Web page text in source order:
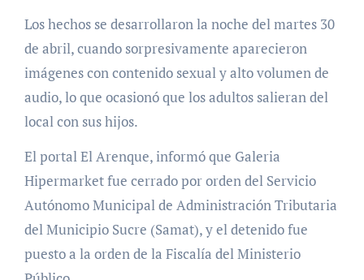
Los hechos se desarrollaron la noche del martes 30
de abril, cuando sorpresivamente aparecieron
imágenes con contenido sexual y alto volumen de
audio, lo que ocasionó que los adultos salieran del
local con sus hijos.
El portal El Arenque, informó que Galeria
Hipermarket fue cerrado por orden del Servicio
Autónomo Municipal de Administración Tributaria
del Municipio Sucre (Samat), y el detenido fue
puesto a la orden de la Fiscalía del Ministerio